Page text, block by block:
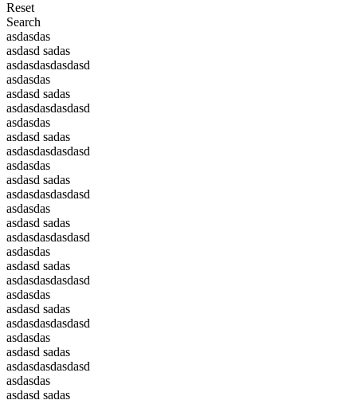
Reset
Search
asdasdas
asdasd sadas
asdasdasdasdasd
asdasdas
asdasd sadas
asdasdasdasdasd
asdasdas
asdasd sadas
asdasdasdasdasd
asdasdas
asdasd sadas
asdasdasdasdasd
asdasdas
asdasd sadas
asdasdasdasdasd
asdasdas
asdasd sadas
asdasdasdasdasd
asdasdas
asdasd sadas
asdasdasdasdasd
asdasdas
asdasd sadas
asdasdasdasdasd
asdasdas
asdasd sadas